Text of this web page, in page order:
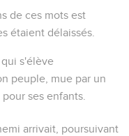
de ces mots est
étaient délaissés
s'élève
peuple, mue par un
ses enfants.
arrivait, poursuivant